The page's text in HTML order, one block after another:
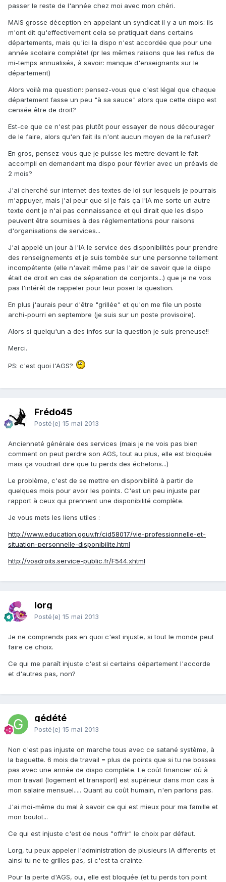
passer le reste de l'année chez moi avec mon chéri.
MAIS grosse déception en appelant un syndicat il y a un mois: ils
m'ont dit qu'effectivement cela se pratiquait dans certains
départements, mais qu'ici la dispo n'est accordée que pour une
année scolaire complète! (pr les mêmes raisons que les refus de
mi-temps annualisés, à savoir: manque d'enseignants sur le
département)
Alors voilà ma question: pensez-vous que c'est légal que chaque
département fasse un peu "à sa sauce" alors que cette dispo est
censée être de droit?
Est-ce que ce n'est pas plutôt pour essayer de nous décourager
de le faire, alors qu'en fait ils n'ont aucun moyen de la refuser?
En gros, pensez-vous que je puisse les mettre devant le fait
accompli en demandant ma dispo pour février avec un préavis de
2 mois?
J'ai cherché sur internet des textes de loi sur lesquels je pourrais
m'appuyer, mais j'ai peur que si je fais ça l'IA me sorte un autre
texte dont je n'ai pas connaissance et qui dirait que les dispo
peuvent être soumises à des réglementations pour raisons
d'organisations de services...
J'ai appelé un jour à l'IA le service des disponibilités pour prendre
des renseignements et je suis tombée sur une personne tellement
incompétente (elle n'avait même pas l'air de savoir que la dispo
était de droit en cas de séparation de conjoints...) que je ne vois
pas l'intérêt de rappeler pour leur poser la question.
En plus j'aurais peur d'être "grillée" et qu'on me file un poste
archi-pourri en septembre (je suis sur un poste provisoire).
Alors si quelqu'un a des infos sur la question je suis preneuse!!
Merci.
PS: c'est quoi l'AGS?
Frédo45
Posté(e) 15 mai 2013
Ancienneté générale des services (mais je ne vois pas bien
comment on peut perdre son AGS, tout au plus, elle est bloquée
mais ça voudrait dire que tu perds des échelons...)
Le problème, c'est de se mettre en disponibilité à partir de
quelques mois pour avoir les points. C'est un peu injuste par
rapport à ceux qui prennent une disponibilité complète.
Je vous mets les liens utiles :
http://www.education.gouv.fr/cid58017/vie-professionnelle-et-
situation-personnelle-disponibilite.html
http://vosdroits.service-public.fr/F544.xhtml
lorg
Posté(e) 15 mai 2013
Je ne comprends pas en quoi c'est injuste, si tout le monde peut
faire ce choix.
Ce qui me paraît injuste c'est si certains département l'accorde
et d'autres pas, non?
gédété
Posté(e) 15 mai 2013
Non c'est pas injuste on marche tous avec ce satané système, à
la baguette. 6 mois de travail = plus de points que si tu ne bosses
pas avec une année de dispo complète. Le coût financier dû à
mon travail (logement et transport) est supérieur dans mon cas à
mon salaire mensuel..... Quant au coût humain, n'en parlons pas.
J'ai moi-même du mal à savoir ce qui est mieux pour ma famille et
mon boulot...
Ce qui est injuste c'est de nous "offrir" le choix par défaut.
Lorg, tu peux appeler l'administration de plusieurs IA differents et
ainsi tu ne te grilles pas, si c'est ta crainte.
Pour la perte d'AGS, oui, elle est bloquée (et tu perds ton point